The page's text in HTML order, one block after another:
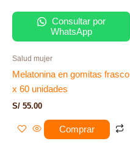
Consultar por
WhatsApp
Salud mujer
Melatonina en gomitas frasco
x 60 unidades
S/ 55.00
Comprar